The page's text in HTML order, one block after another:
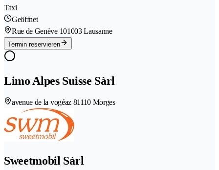
Taxi
Geöffnet
Rue de Genève 101003 Lausanne
Termin reservieren
Limo Alpes Suisse Sàrl
avenue de la vogéaz 81110 Morges
Sweetmobil Sàrl